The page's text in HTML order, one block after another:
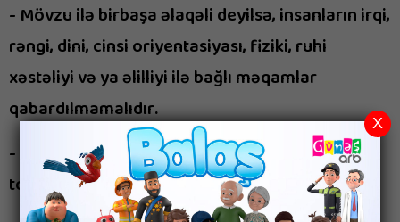
- Mövzu ilə birbaşa əlaqəli deyilsə, insanların irqi,
rəngi, dini, cinsi oriyentasiyası, fiziki, ruhi
xəstəliyi və ya əlilliyi ilə bağlı məqamlar
qabardılmamalıdır.
- İnsanların dini inanclarına, heysiyyatına
toxunacaq məzmuna yol verilməməlidir.
X